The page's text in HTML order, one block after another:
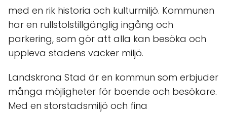
med en rik historia och kulturmiljö. Kommunen
har en rullstolstillgänglig ingång och
parkering, som gör att alla kan besöka och
uppleva stadens vacker miljö.
Landskrona Stad är en kommun som erbjuder
många möjligheter för boende och besökare.
Med en storstadsmiljö och fina